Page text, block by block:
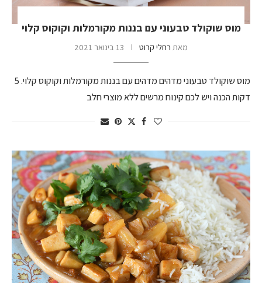
מוס שוקולד טבעוני עם בננות מקורמלות וקוקוס קלוי
מאת רחלי קרוט 13 בינואר 2021
מוס שוקולד טבעוני מדהים מדהים עם בננות מקורמלות וקוקוס קלוי. 5
דקות הכנה ויש לכם קינוח מרשים ללא מוצרי חלב